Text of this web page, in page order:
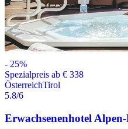
- 25%
Spezialpreis ab € 338
ÖsterreichTirol
5.8/6
Erwachsenenhotel